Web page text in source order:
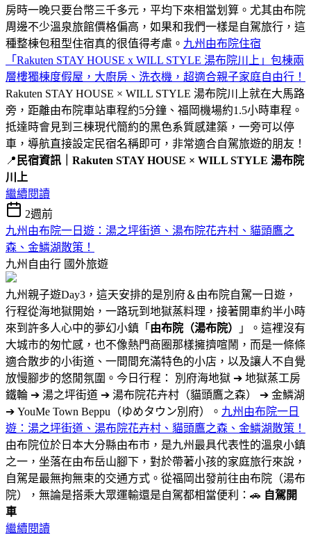
房時一晚只要台幣三千多元，平均下來相當划算。尤其由布院
周邊不少溫泉旅館價格偏高，如果和我們一樣是自駕旅行，這
種整棟包租型住宿真的很值得考慮。 九州由布院住宿
「Rakuten STAY HOUSE x WILL STYLE 湯布院川上」包棟兩
層樓獨棟度假屋，大廚房、洗衣機，超適合親子家庭自由行！
Rakuten STAY HOUSE × WILL STYLE 湯布院川上就在大馬路
旁，距離由布院車站車程約5分鐘、福岡機場約1.5小時車程。
抵達時會見到三棟現代簡約的黑色系質感建築，一旁可以停
車，導航直接設定民宿名稱即可，非常適合自駕旅遊的朋友！
📍 民宿資訊｜Rakuten STAY HOUSE × WILL STYLE 湯布院
川上
繼續閱讀
2週前
九州由布院一日遊：湯之坪街道、湯布院花卉村、貓頭鷹之
森、金鱗湖散策！
九州自由行 國外旅遊
九州親子遊Day3，這天安排的是別府＆由布院自駕一日遊，
行程從海地獄開始，一路玩到地獄蒸料理，接著開車約半小時
來到許多人心中的夢幻小鎮「 由布院（湯布院）
」。這裡沒有
大城市的匆忙感，也不像熱門商圈那樣擁擠喧鬧，而是一條條
適合散步的小街道、一間間充滿特色的小店，以及讓人不自覺
放慢腳步的悠閒氛圍。今日行程： 別府海地獄 ➔ 地獄蒸工房
鐵輪 ➔ 湯之坪街道 ➔ 湯布院花卉村（貓頭鷹之森） ➔ 金鱗湖
➔ YouMe Town Beppu（ゆめタウン別府）。 九州由布院一日
遊：湯之坪街道、湯布院花卉村、貓頭鷹之森、金鱗湖散策！
由布院位於日本大分縣由布市，是九州最具代表性的溫泉小鎮
之一，坐落在由布岳山腳下，對於帶著小孩的家庭旅行來說，
自駕是最無拘無束的交通方式。從福岡出發前往由布院（湯布
院），無論是搭乘大眾運輸還是自駕都相當便利：🚗 自駕開
車
繼續閱讀